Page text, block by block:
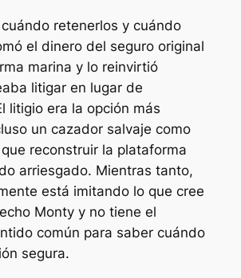
retenerlos y cuándo
el dinero del seguro original
marina y lo reinvirtió
litigar en lugar de
litigio era la opción más
un cazador salvaje como
reconstruir la plataforma
arriesgado. Mientras tanto,
está imitando lo que cree
Monty y no tiene el
común para saber cuándo
segura.